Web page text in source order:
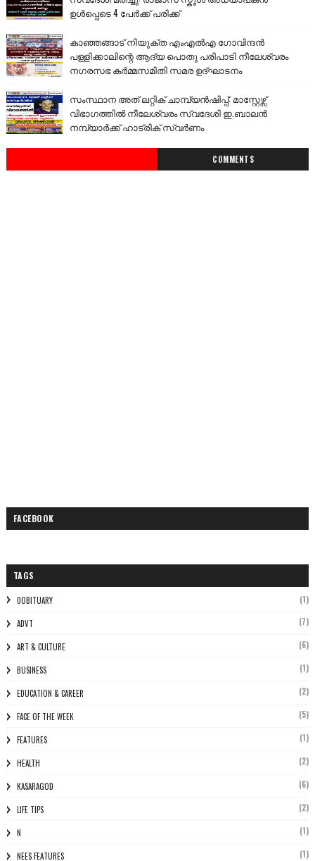
ഉൾപ്പെടെ 4 പേർക്ക് പരിക്ക്
കാഞ്ഞങ്ങാട് നിയുക്ത എംഎൽഎ ഗോവിന്ദൻ
പള്ളിക്കാലിന്റെ ആദ്യ പൊതു പരിപാടി നീലേശ്വരം
നഗരസഭ കർമ്മസമിതി സമര ഉദ്ഘാടനം
സംസ്ഥാന അത് ലറ്റിക് ചാമ്പ്യൻഷിപ്പ്: മാസ്റ്റേഴ്സ്
വിഭാഗത്തിൽ നീലേശ്വരം സ്വദേശി ഇ.ബാലൻ
നമ്പ്യാർക്ക് ഹാട്രിക് സ്വർണം
COMMENTS
FACEBOOK
TAGS
0OBITUARY (1)
ADVT (7)
ART & CULTURE (6)
BUSINESS (1)
EDUCATION & CAREER (2)
FACE OF THE WEEK (5)
FEATURES (1)
HEALTH (2)
KASARAGOD (6)
LIFE TIPS (2)
N (1)
NEES FEATURES (1)